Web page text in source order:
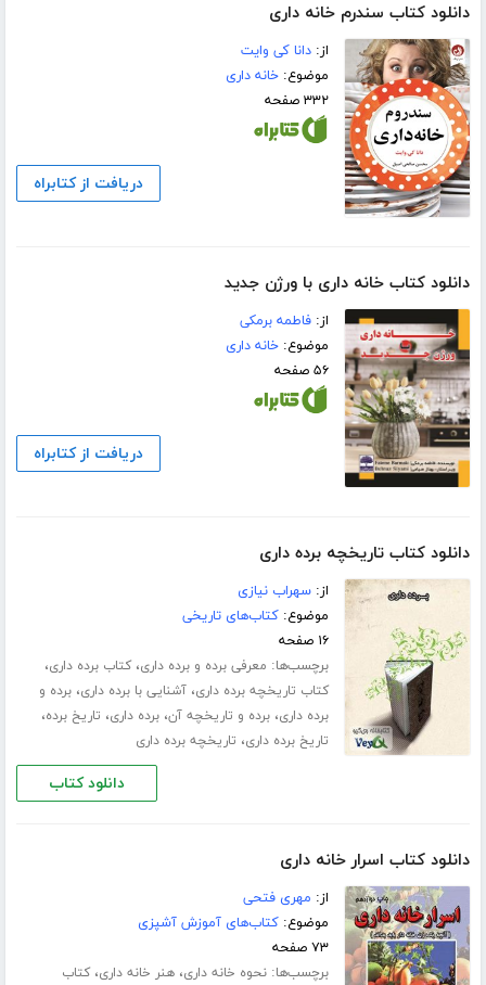
دانلود کتاب سندرم خانه داری
از:دانا کی وایت
موضوع:خانه داری
۳۳۲ صفحه
دریافت از کتابراه
دانلود کتاب خانه داری با ورژن جدید
از:فاطمه برمکی
موضوع:خانه داری
۵۶ صفحه
دریافت از کتابراه
دانلود کتاب تاریخچه برده داری
از:سهراب نیازی
موضوع:کتاب‌های تاریخی
۱۶ صفحه
برچسب‌ها: معرفی برده و برده داری،کتاب برده داری،
کتاب تاریخچه برده داری،آشنایی با برده داری،برده و
برده داری،برده و تاریخچه آن،برده داری، تاریخ برده،
تاریخ برده داری، تاریخچه برده داری
دانلود کتاب
دانلود کتاب اسرار خانه داری
از: مهری فتحی
موضوع:کتاب‌های آموزش آشپزی
۷۳ صفحه
برچسب‌ها:نحوه خانه داری،هنر خانه داری،کتاب